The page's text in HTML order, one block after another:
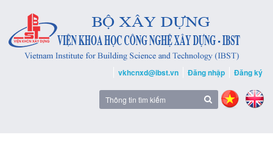
vkhcnxd@ibst.vn Đăng nhập Đăng ký